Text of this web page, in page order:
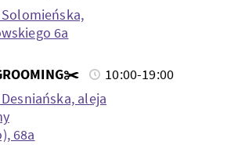
6a
10:00-19:00
aleja
68a